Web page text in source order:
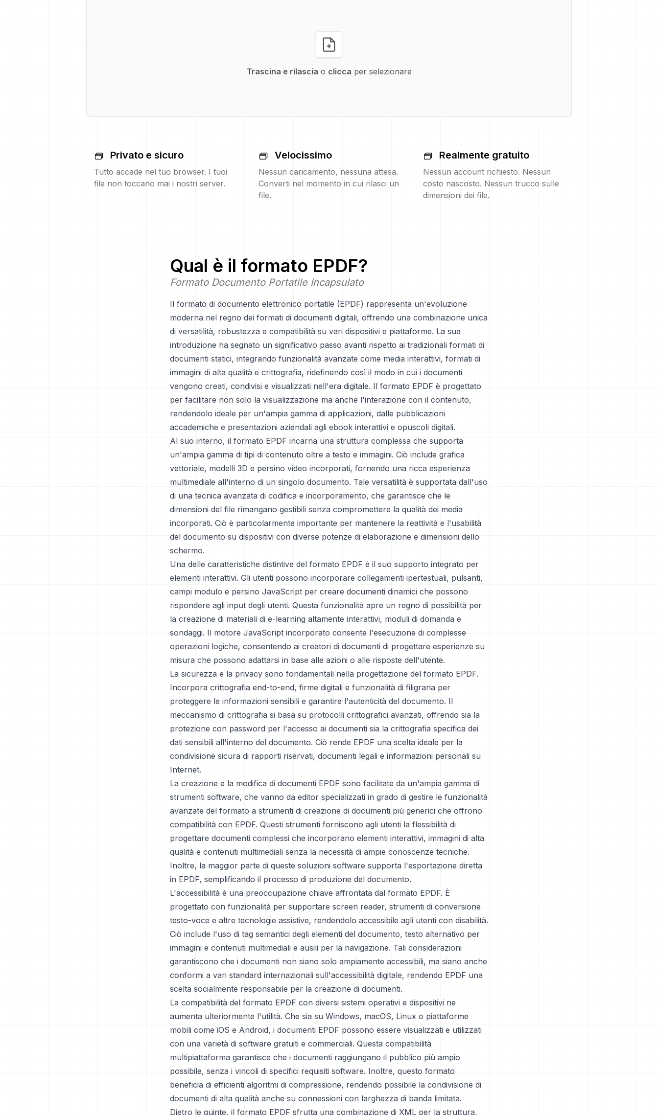
Trascina e rilascia o clicca per selezionare
Privato e sicuro
Tutto accade nel tuo browser. I tuoi
file non toccano mai i nostri server.
Velocissimo
Nessun caricamento, nessuna attesa.
Converti nel momento in cui rilasci un
file.
Realmente gratuito
Nessun account richiesto. Nessun
costo nascosto. Nessun trucco sulle
dimensioni dei file.
Qual è il formato EPDF?
Formato Documento Portatile Incapsulato
Il formato di documento elettronico portatile (EPDF) rappresenta un'evoluzione
moderna nel regno dei formati di documenti digitali, offrendo una combinazione unica
di versatilità, robustezza e compatibilità su vari dispositivi e piattaforme. La sua
introduzione ha segnato un significativo passo avanti rispetto ai tradizionali formati di
documenti statici, integrando funzionalità avanzate come media interattivi, formati di
immagini di alta qualità e crittografia, ridefinendo così il modo in cui i documenti
vengono creati, condivisi e visualizzati nell'era digitale. Il formato EPDF è progettato
per facilitare non solo la visualizzazione ma anche l'interazione con il contenuto,
rendendolo ideale per un'ampia gamma di applicazioni, dalle pubblicazioni
accademiche e presentazioni aziendali agli ebook interattivi e opuscoli digitali.
Al suo interno, il formato EPDF incarna una struttura complessa che supporta
un'ampia gamma di tipi di contenuto oltre a testo e immagini. Ciò include grafica
vettoriale, modelli 3D e persino video incorporati, fornendo una ricca esperienza
multimediale all'interno di un singolo documento. Tale versatilità è supportata dall'uso
di una tecnica avanzata di codifica e incorporamento, che garantisce che le
dimensioni del file rimangano gestibili senza compromettere la qualità dei media
incorporati. Ciò è particolarmente importante per mantenere la reattività e l'usabilità
del documento su dispositivi con diverse potenze di elaborazione e dimensioni dello
schermo.
Una delle caratteristiche distintive del formato EPDF è il suo supporto integrato per
elementi interattivi. Gli utenti possono incorporare collegamenti ipertestuali, pulsanti,
campi modulo e persino JavaScript per creare documenti dinamici che possono
rispondere agli input degli utenti. Questa funzionalità apre un regno di possibilità per
la creazione di materiali di e-learning altamente interattivi, moduli di domanda e
sondaggi. Il motore JavaScript incorporato consente l'esecuzione di complesse
operazioni logiche, consentendo ai creatori di documenti di progettare esperienze su
misura che possono adattarsi in base alle azioni o alle risposte dell'utente.
La sicurezza e la privacy sono fondamentali nella progettazione del formato EPDF.
Incorpora crittografia end-to-end, firme digitali e funzionalità di filigrana per
proteggere le informazioni sensibili e garantire l'autenticità del documento. Il
meccanismo di crittografia si basa su protocolli crittografici avanzati, offrendo sia la
protezione con password per l'accesso ai documenti sia la crittografia specifica dei
dati sensibili all'interno del documento. Ciò rende EPDF una scelta ideale per la
condivisione sicura di rapporti riservati, documenti legali e informazioni personali su
Internet.
La creazione e la modifica di documenti EPDF sono facilitate da un'ampia gamma di
strumenti software, che vanno da editor specializzati in grado di gestire le funzionalità
avanzate del formato a strumenti di creazione di documenti più generici che offrono
compatibilità con EPDF. Questi strumenti forniscono agli utenti la flessibilità di
progettare documenti complessi che incorporano elementi interattivi, immagini di alta
qualità e contenuti multimediali senza la necessità di ampie conoscenze tecniche.
Inoltre, la maggior parte di queste soluzioni software supporta l'esportazione diretta
in EPDF, semplificando il processo di produzione del documento.
L'accessibilità è una preoccupazione chiave affrontata dal formato EPDF. È
progettato con funzionalità per supportare screen reader, strumenti di conversione
testo-voce e altre tecnologie assistive, rendendolo accessibile agli utenti con disabilità.
Ciò include l'uso di tag semantici degli elementi del documento, testo alternativo per
immagini e contenuti multimediali e ausili per la navigazione. Tali considerazioni
garantiscono che i documenti non siano solo ampiamente accessibili, ma siano anche
conformi a vari standard internazionali sull'accessibilità digitale, rendendo EPDF una
scelta socialmente responsabile per la creazione di documenti.
La compatibilità del formato EPDF con diversi sistemi operativi e dispositivi ne
aumenta ulteriormente l'utilità. Che sia su Windows, macOS, Linux o piattaforme
mobili come iOS e Android, i documenti EPDF possono essere visualizzati e utilizzati
con una varietà di software gratuiti e commerciali. Questa compatibilità
multipiattaforma garantisce che i documenti raggiungano il pubblico più ampio
possibile, senza i vincoli di specifici requisiti software. Inoltre, questo formato
beneficia di efficienti algoritmi di compressione, rendendo possibile la condivisione di
documenti di alta qualità anche su connessioni con larghezza di banda limitata.
Dietro le quinte, il formato EPDF sfrutta una combinazione di XML per la struttura,